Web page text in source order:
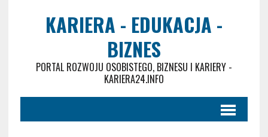
KARIERA - EDUKACJA -
BIZNES
PORTAL ROZWOJU OSOBISTEGO, BIZNESU I KARIERY -
KARIERA24.INFO